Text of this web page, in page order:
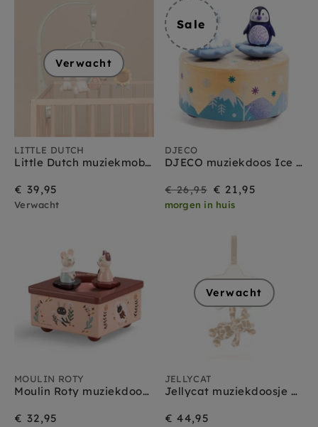
Verwacht
LITTLE DUTCH
Little Dutch muziekmobiel Little Farm 0 mnd+
€ 39,95
Verwacht
Sale
DJECO
DJECO muziekdoos Ice park 10 mnd+
Sale
€ 21,95
Prijs
€ 26,95
morgen in huis
MOULIN ROTY
Moulin Roty muziekdoos Après la pluie
€ 32,95
Verwacht
JELLYCAT
Jellycat muziekdoosje Bashful Giraffe
€ 44,95